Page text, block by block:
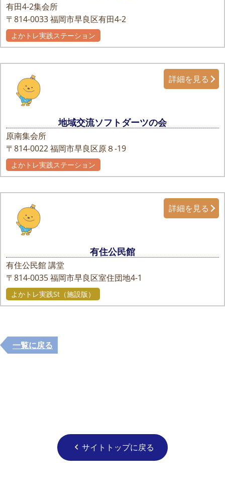
有田4-2集会所
〒814-0033福岡市早良区有田4-2
よかトレ実践ステーション
地域交流ソフトダーツの会
原南集会所
〒814-0022福岡市早良区原８-19
詳細を見る
よかトレ実践ステーション
有住公民館
有住公民館 講堂
〒814-0035福岡市早良区室住団地4-1
詳細を見る
よかトレ実践St（施設版）
一覧に戻る
chevron_left サイトトップに戻る